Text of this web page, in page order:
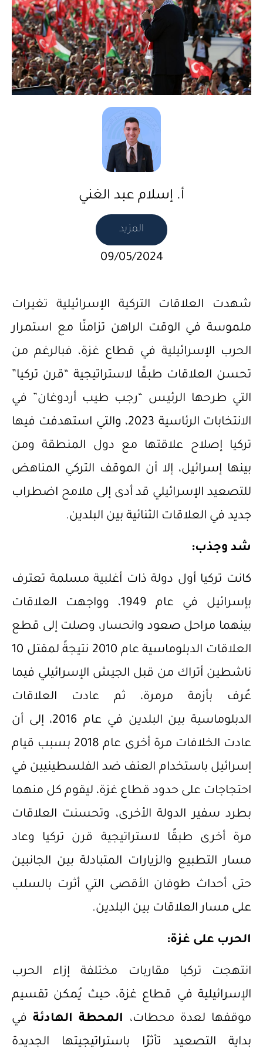
أ. إسلام عبد الغني
المزيد
09/05/2024
شهدت العلاقات التركية الإسرائيلية تغيرات
ملموسة في الوقت الراهن تزامنًا مع استمرار
الحرب الإسرائيلية في قطاع غزة، فبالرغم من
تحسن العلاقات طبقًا لاستراتيجية “قرن تركيا”
التي طرحها الرئيس “رجب طيب أردوغان” في
الانتخابات الرئاسية 2023، والتي استهدفت فيها
تركيا إصلاح علاقتها مع دول المنطقة ومن
بينها إسرائيل، إلا أن الموقف التركي المناهض
للتصعيد الإسرائيلي قد أدى إلى ملامح اضطراب
جديد في العلاقات الثنائية بين البلدين.
شد وجذب:
كانت تركيا أول دولة ذات أغلبية مسلمة تعترف
بإسرائيل في عام 1949، وواجهت العلاقات
بينهما مراحل صعود وانحسار، وصلت إلى قطع
العلاقات الدبلوماسية عام 2010 نتيجةً لمقتل 10
ناشطين أتراك من قبل الجيش الإسرائيلي فيما
عُرف بأزمة مرمرة، ثم عادت العلاقات
الدبلوماسية بين البلدين في عام 2016، إلى أن
عادت الخلافات مرة أخرى عام 2018 بسبب قيام
إسرائيل باستخدام العنف ضد الفلسطينيين في
احتجاجات على حدود قطاع غزة، ليقوم كل منهما
بطرد سفير الدولة الأخرى، وتحسنت العلاقات
مرة أخرى طبقًا لاستراتيجية قرن تركيا وعاد
مسار التطبيع والزيارات المتبادلة بين الجانبين
حتى أحداث طوفان الأقصى التي أثرت بالسلب
على مسار العلاقات بين البلدين.
الحرب على غزة:
انتهجت تركيا مقاربات مختلفة إزاء الحرب
الإسرائيلية في قطاع غزة، حيث يُمكن تقسيم
موقفها لعدة محطات،
المحطة الهادئةفي
بداية التصعيد تأثرًا باستراتيجيتها الجديدة